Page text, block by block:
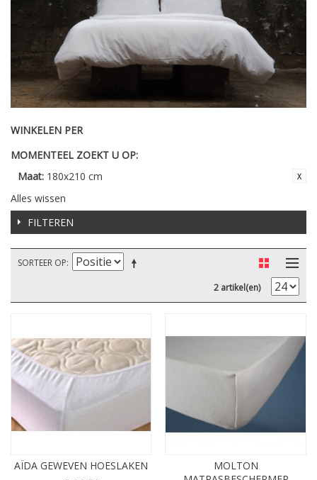
WINKELEN PER
MOMENTEEL ZOEKT U OP:
Maat: 180x210 cm
Alles wissen
FILTEREN
SORTEER OP
2 artikel(en)
AÏDA GEWEVEN HOESLAKEN
MOLTON